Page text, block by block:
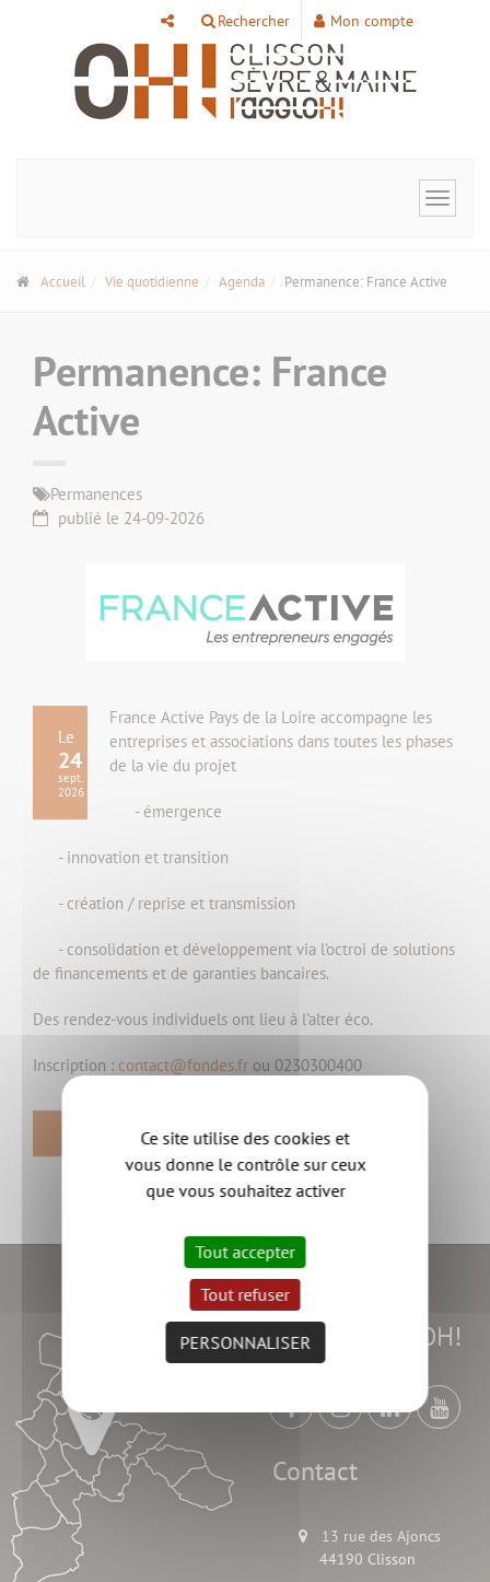
Rechercher Mon compte
Toggle
Accueil Vie quotidienne Agenda Permanence: France Active
Permanence: France
Active
Permanences
publié le 24-09-2026
Le
24
sept.
2026
France Active Pays de la Loire accompagne les
entreprises et associations dans toutes les phases
de la vie du projet
- émergence
- innovation et transition
- création / reprise et transmission
- consolidation et développement via l'octroi de solutions
de financements et de garanties bancaires.
Des rendez-vous individuels ont lieu à l'alter éco.
Inscription : contact@fondes.fr ou 0230300400
RETOUR
Suivez l'AGGLOH!
Contact
13 rue des Ajoncs
44190 Clisson
Panneau de gestion des cookies
Ce site utilise des cookies et
vous donne le contrôle sur ceux
que vous souhaitez activer
Tout accepter
Tout refuser
PERSONNALISER